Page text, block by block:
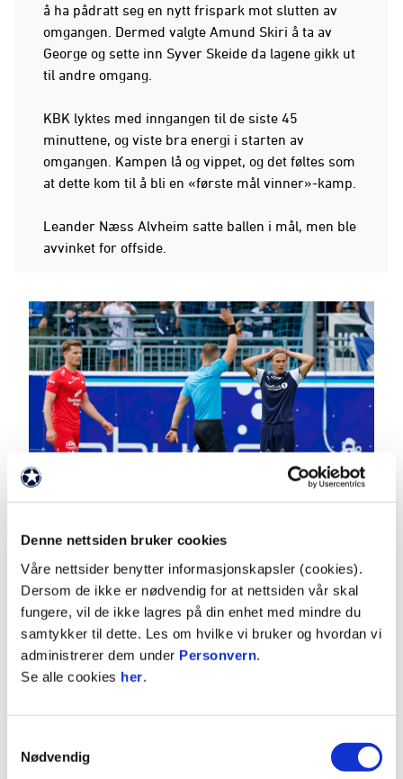
Denne nettsiden bruker cookies
Våre nettsider benytter informasjonskapsler (cookies).
Dersom de ikke er nødvendig for at nettsiden vår skal
fungere, vil de ikke lagres på din enhet med mindre du
samtykker til dette. Les om hvilke vi bruker og hvordan vi
administrerer dem under Personvern.
Se alle cookies her.
Nødvendig
å ha pådratt seg en nytt frispark mot slutten av
omgangen. Dermed valgte Amund Skiri å ta av
George og sette inn Syver Skeide da lagene gikk ut
til andre omgang.
KBK lyktes med inngangen til de siste 45
minuttene, og viste bra energi i starten av
omgangen. Kampen lå og vippet, og det føltes som
at dette kom til å bli en «første mål vinner»-kamp.
Leander Næss Alvheim satte ballen i mål, men ble
avvinket for offside.
Så kom to forferdelige minutter for KBK. Først ble
Sævar Magnusson spilt fri i feltet og satte inn 0-1.
Rett etter KBKs avspark utnyttet Brann en
feilpasning, kom seg inn i KBK-feltet og fikk
i venstre hjørnet til 0-2.